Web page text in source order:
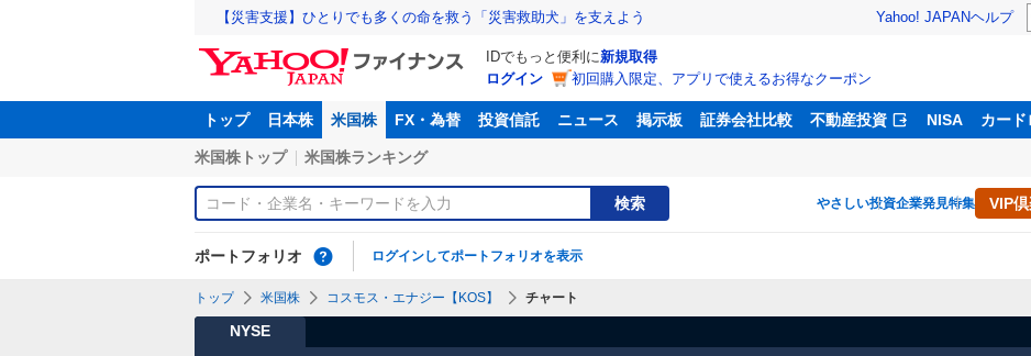
【災害支援】ひとりでも多くの命を救う「災害救助犬」を支えよう Yahoo! JAPANヘルプ
IDでもっと便利に新規取得
ログイン
初回購入限定、アプリで使えるお得なクーポン
トップ 日本株 米国株 FX・為替 投資信託 ニュース 掲示板 証券会社比較 不動産投資 NISA カード
米国株トップ 米国株ランキング
検索 やさしい投資企業発見特集 VIP
ポートフォリオ ログインしてポートフォリオを表示
トップ 米国株 コスモス・エナジー【KOS】 チャート
NYSE